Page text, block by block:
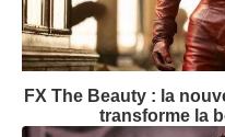
FX The Beauty : la
transforme la